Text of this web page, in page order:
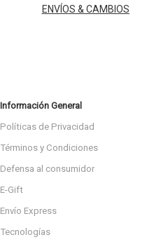
ENVÍOS & CAMBIOS
Información General
Políticas de Privacidad
Términos y Condiciones
Defensa al consumidor
E-Gift
Envío Express
Tecnologías